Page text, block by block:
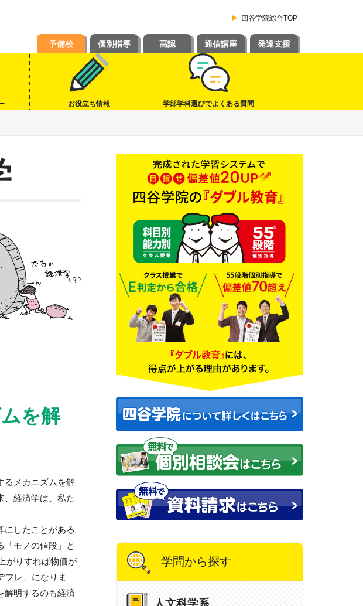
四谷学院総合TOP
予備校 個別指導 高認 通信講座 発達支援
お役立ち情報 学部学科選びでよくある質問
を解
るメカニズムを解
、経済学は、私た
にしたことがある
「モノの値段」と
がりすれば物価が
フレ」になりま
解明するのも経済
学問から探す
人文科学系